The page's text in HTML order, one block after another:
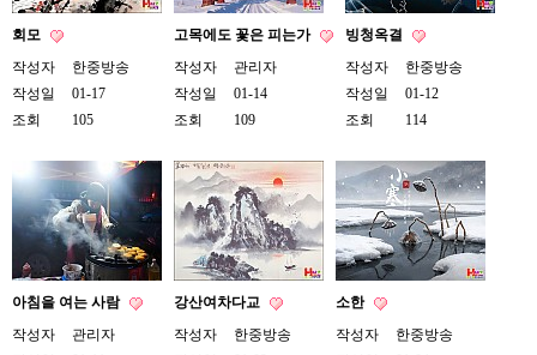
끼
실
간
무
시
간
대
밍
갱
회모
작성자
한중방송
작성일
01-17
조회
105
고목에도 꽃은 피는가
작성자
관리자
작성일
01-14
조회
109
빙청옥결
작성자
한중방송
작성일
01-12
조회
114
아침을 여는 사람
작성자
관리자
강산여차다교
작성자
한중방송
소한
작성자
한중방송